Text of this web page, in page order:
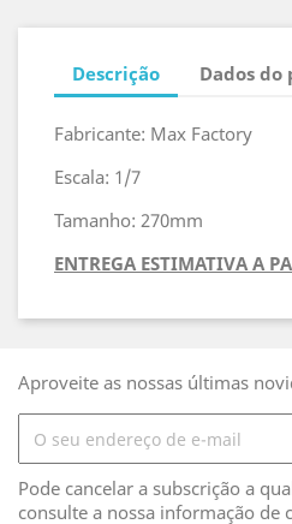
Descrição Dados
Fabricante: Max Factory
Escala: 1/7
Tamanho: 270mm
ENTREGA ESTIMATIVA A
Aproveite as nossas últimas
Pode cancelar a subscrição a
consulte a nossa informação de